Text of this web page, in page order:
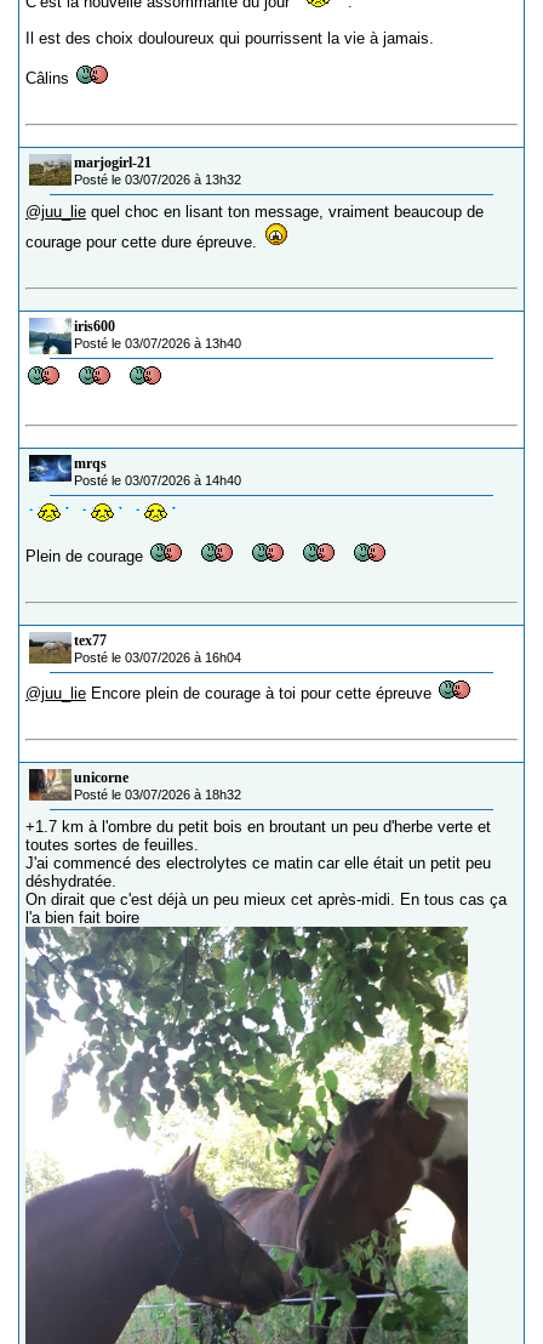
Il est des choix douloureux qui pourrissent la vie à jamais.
Câlins
marjogirl-21
Posté le 03/07/2026 à 13h32
@juu_lie quel choc en lisant ton message, vraiment beaucoup de
courage pour cette dure épreuve.
iris600
Posté le 03/07/2026 à 13h40
mrqs
Posté le 03/07/2026 à 14h40
Plein de courage
tex77
Posté le 03/07/2026 à 16h04
@juu_lie Encore plein de courage à toi pour cette épreuve
unicorne
Posté le 03/07/2026 à 18h32
+1.7 km à l'ombre du petit bois en broutant un peu d'herbe verte et
toutes sortes de feuilles.
J'ai commencé des electrolytes ce matin car elle était un petit peu
déshydratée.
On dirait que c'est déjà un peu mieux cet après-midi. En tous cas ça
l'a bien fait boire